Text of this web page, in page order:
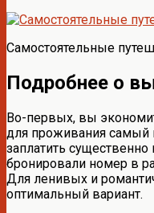
Самостоятельные
Подробнее о
Во-первых, вы
для проживания самый
заплатить
бронировали номер в
Для ленивых и
оптимальный вариант.